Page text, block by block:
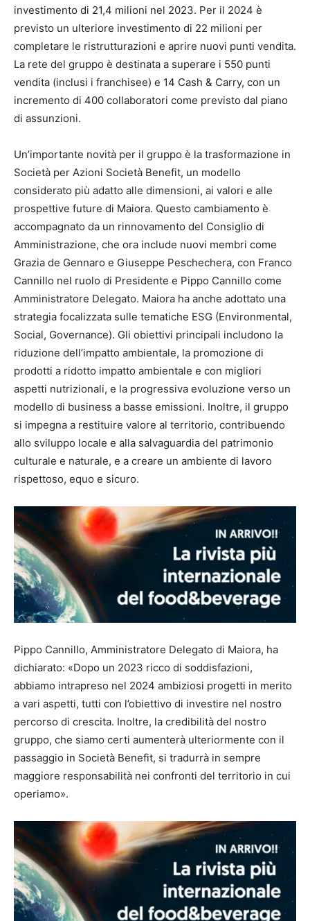
investimento di 21,4 milioni nel 2023. Per il 2024 è
previsto un ulteriore investimento di 22 milioni per
completare le ristrutturazioni e aprire nuovi punti vendita.
La rete del gruppo è destinata a superare i 550 punti
vendita (inclusi i franchisee) e 14 Cash & Carry, con un
incremento di 400 collaboratori come previsto dal piano
di assunzioni.
Un’importante novità per il gruppo è la trasformazione in
Società per Azioni Società Benefit, un modello
considerato più adatto alle dimensioni, ai valori e alle
prospettive future di Maiora. Questo cambiamento è
accompagnato da un rinnovamento del Consiglio di
Amministrazione, che ora include nuovi membri come
Grazia de Gennaro e Giuseppe Peschechera, con Franco
Cannillo nel ruolo di Presidente e Pippo Cannillo come
Amministratore Delegato. Maiora ha anche adottato una
strategia focalizzata sulle tematiche ESG (Environmental,
Social, Governance). Gli obiettivi principali includono la
riduzione dell’impatto ambientale, la promozione di
prodotti a ridotto impatto ambientale e con migliori
aspetti nutrizionali, e la progressiva evoluzione verso un
modello di business a basse emissioni. Inoltre, il gruppo
si impegna a restituire valore al territorio, contribuendo
allo sviluppo locale e alla salvaguardia del patrimonio
culturale e naturale, e a creare un ambiente di lavoro
rispettoso, equo e sicuro.
Pippo Cannillo, Amministratore Delegato di Maiora, ha
dichiarato: «Dopo un 2023 ricco di soddisfazioni,
abbiamo intrapreso nel 2024 ambiziosi progetti in merito
a vari aspetti, tutti con l’obiettivo di investire nel nostro
percorso di crescita. Inoltre, la credibilità del nostro
gruppo, che siamo certi aumenterà ulteriormente con il
passaggio in Società Benefit, si tradurrà in sempre
maggiore responsabilità nei confronti del territorio in cui
operiamo».